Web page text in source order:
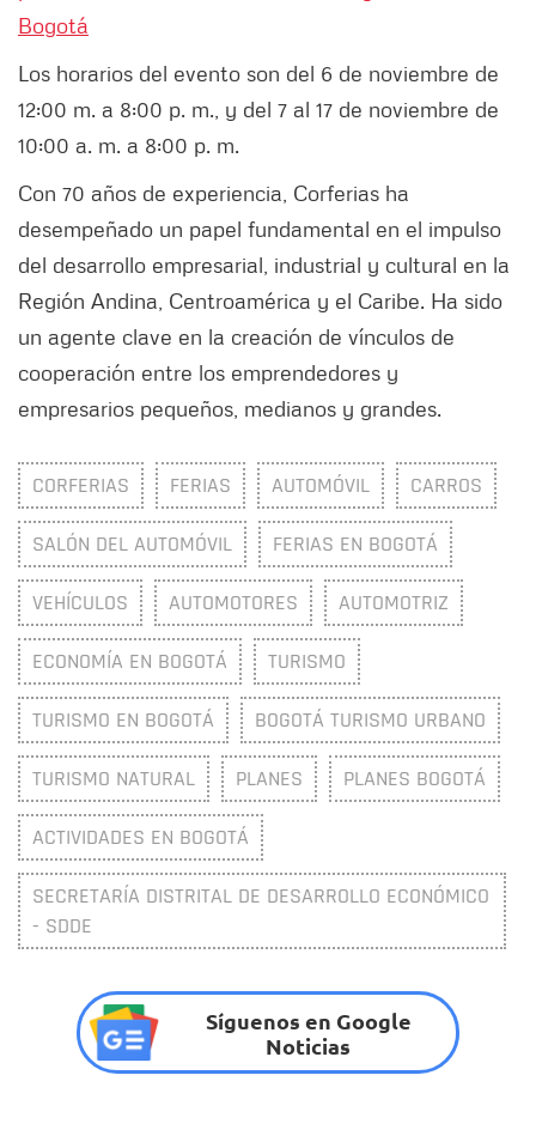
Bogotá
Los horarios del evento son del 6 de noviembre de
12:00 m. a 8:00 p. m., y del 7 al 17 de noviembre de
10:00 a. m. a 8:00 p. m.
Con 70 años de experiencia, Corferias ha
desempeñado un papel fundamental en el impulso
del desarrollo empresarial, industrial y cultural en la
Región Andina, Centroamérica y el Caribe. Ha sido
un agente clave en la creación de vínculos de
cooperación entre los emprendedores y
empresarios pequeños, medianos y grandes.
CORFERIAS FERIAS AUTOMÓVIL CARROS
SALÓN DEL AUTOMÓVIL FERIAS EN BOGOTÁ
VEHÍCULOS AUTOMOTORES AUTOMOTRIZ
ECONOMÍA EN BOGOTÁ TURISMO
TURISMO EN BOGOTÁ BOGOTÁ TURISMO URBANO
TURISMO NATURAL PLANES PLANES BOGOTÁ
ACTIVIDADES EN BOGOTÁ
SECRETARÍA DISTRITAL DE DESARROLLO ECONÓMICO
- SDDE
Síguenos en Google
Noticias